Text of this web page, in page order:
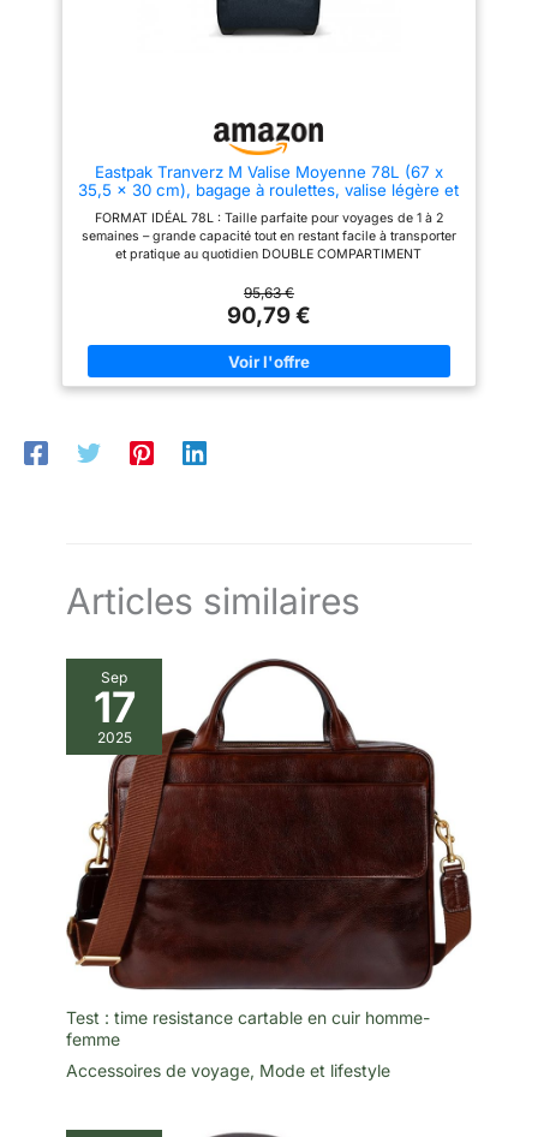
Eastpak Tranverz M Valise Moyenne 78L (67 x
35,5 x 30 cm), bagage à roulettes, valise légère et
résistante avec double compartiment, poignée
télescopique & serrure TSA - TRIPLE DENIM
FORMAT IDÉAL 78L : Taille parfaite pour voyages de 1 à 2
semaines – grande capacité tout en restant facile à transporter
et pratique au quotidien DOUBLE COMPARTIMENT
zippés pour organiser vêtements et accessoires efficacement
RÉSISTANTE & DURABLE : Matériaux robustes, structure
renforcée et fermetures fiables conçus pour de nombreux
voyages LÉGÈRE & FACILE À MANIER : Roues fluides et
silencieuses avec poignée télescopique solide pour un
transport sans effort FLEXIBLE & PRATIQUE : Valise souple
95,63 €
90,79 €
Articles similaires
Sep
17
2025
Test : time resistance cartable en cuir homme-
femme
Accessoires de voyage, Mode et lifestyle